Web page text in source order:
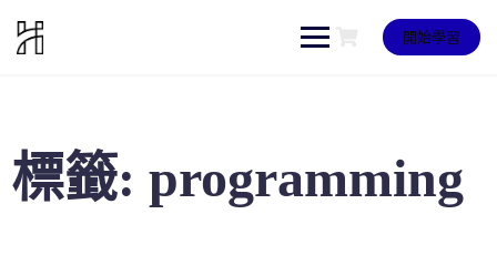
content
開始學習
標籤: programming